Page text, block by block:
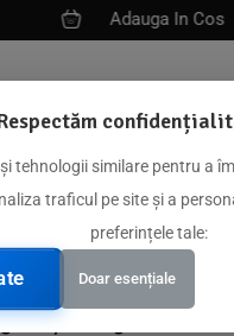
și fără gluten
tehnologii similare pentru a
traficul pe site și a
preferințele tale:
Doar esențiale